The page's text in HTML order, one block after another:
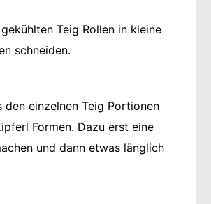
Teig Rollen in kleine
schneiden.
den einzelnen Teig Portionen
Formen. Dazu erst eine
und dann etwas länglich